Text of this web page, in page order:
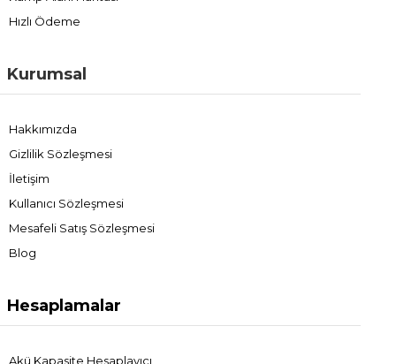
Hızlı Ödeme
Kurumsal
Hakkımızda
Gizlilik Sözleşmesi
İletişim
Kullanıcı Sözleşmesi
Mesafeli Satış Sözleşmesi
Blog
Hesaplamalar
Akü Kapasite Hesaplayıcı